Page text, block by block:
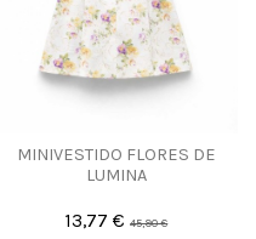
MINIVESTIDO FLORES DE
LUMINA
13,77 €45,90 €